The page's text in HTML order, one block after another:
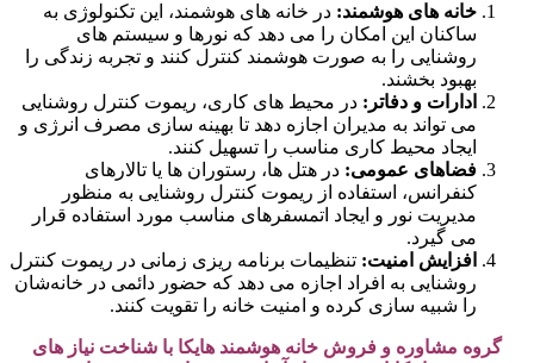
خانه‌ های هوشمند: در خانه‌ های هوشمند، این تکنولوژی به
ساکنان این امکان را می‌ دهد که نورها و سیستم‌ های
روشنایی را به صورت هوشمند کنترل کنند و تجربه زندگی را
بهبود بخشند.
ادارات و دفاتر: در محیط‌ های کاری، ریموت کنترل روشنایی
می‌ تواند به مدیران اجازه دهد تا بهینه‌ سازی مصرف انرژی و
ایجاد محیط کاری مناسب را تسهیل کنند.
فضاهای عمومی: در هتل‌ ها، رستوران‌ ها یا تالارهای
کنفرانس، استفاده از ریموت کنترل روشنایی به منظور
مدیریت نور و ایجاد اتمسفرهای مناسب مورد استفاده قرار
می‌ گیرد.
افزایش امنیت: تنظیمات برنامه‌ ریزی زمانی در ریموت کنترل
روشنایی به افراد اجازه می‌ دهد که حضور دائمی در خانه‌شان
را شبیه‌ سازی کرده و امنیت خانه را تقویت کنند.
گروه مشاوره و فروش خانه هوشمند هایکا با شناخت نیاز های